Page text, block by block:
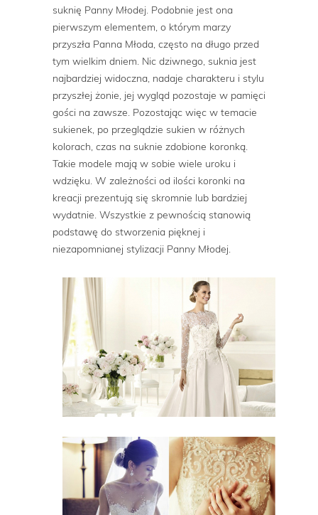
suknię Panny Młodej. Podobnie jest ona
pierwszym elementem, o którym marzy
przyszła Panna Młoda, często na długo przed
tym wielkim dniem. Nic dziwnego, suknia jest
najbardziej widoczna, nadaje charakteru i stylu
przyszłej żonie, jej wygląd pozostaje w pamięci
gości na zawsze. Pozostając więc w temacie
sukienek, po przeglądzie sukien w różnych
kolorach, czas na suknie zdobione koronką.
Takie modele mają w sobie wiele uroku i
wdzięku. W zależności od ilości koronki na
kreacji prezentują się skromnie lub bardziej
wydatnie. Wszystkie z pewnością stanowią
podstawę do stworzenia pięknej i
niezapomnianej stylizacji Panny Młodej.